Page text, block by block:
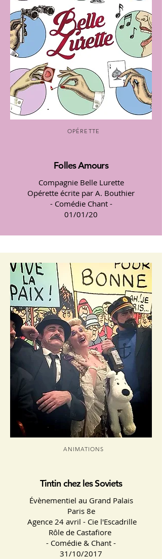
OPÉRETTE
Folles Amours
Compagnie Belle Lurette
Opérette écrite par A. Bouthier
- Comédie Chant -
01/01/20
ANIMATIONS
Tintin chez les Soviets
Évènementiel au Grand Palais
Paris 8e
Agence 24 avril - Cie l'Escadrille
Rôle de Castafiore
- Comédie & Chant -
31/10/2017